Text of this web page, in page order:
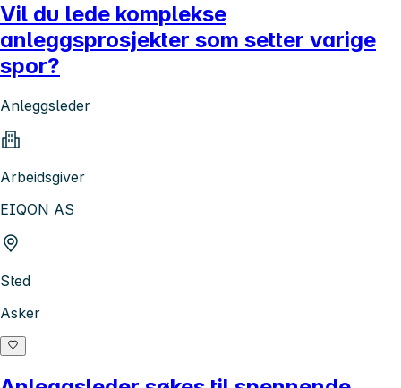
Vil du lede komplekse
anleggsprosjekter som setter varige
spor?
Anleggsleder
Arbeidsgiver
EIQON AS
Sted
Asker